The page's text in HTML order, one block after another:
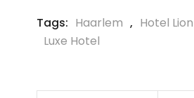
Tags: Haarlem , Hotel
Luxe Hotel